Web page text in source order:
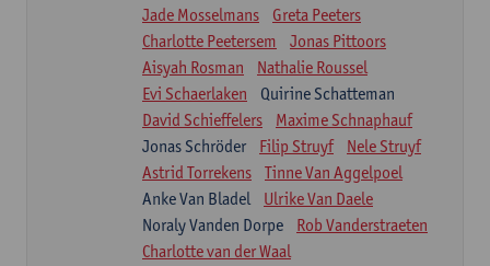
Jade Mosselmans
Greta Peeters
Charlotte Peetersem
Jonas Pittoors
Aisyah Rosman
Nathalie Roussel
Evi Schaerlaken
Quirine Schatteman
David Schieffelers
Maxime Schnaphauf
Jonas Schröder
Filip Struyf
Nele Struyf
Astrid Torrekens
Tinne Van Aggelpoel
Anke Van Bladel
Ulrike Van Daele
Noraly Vanden Dorpe
Rob Vanderstraeten
Charlotte van der Waal